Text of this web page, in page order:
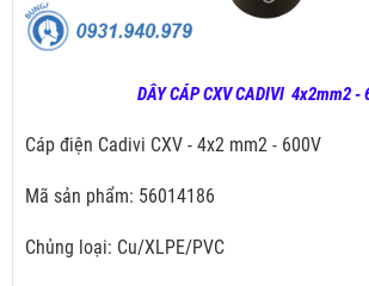
DÂY CÁP CXV CADIVI 4x2mm2 -
Cáp điện Cadivi CXV - 4x2 mm2 - 600V
Mã sản phẩm: 56014186
Chủng loại: Cu/XLPE/PVC